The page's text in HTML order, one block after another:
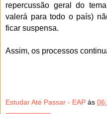
repercussão geral do
valerá para todo o país)
ficar suspensa.
Assim, os processos
Estudar Até Passar - EAP às